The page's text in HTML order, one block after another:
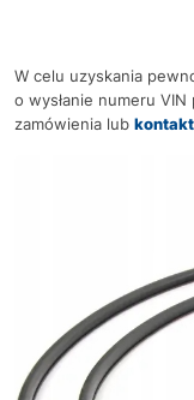
W celu uzyskania
o wysłanie numeru
zamówienia lub kontakt